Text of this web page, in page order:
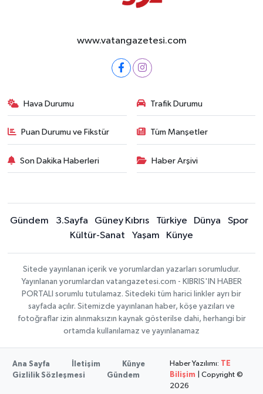
www.vatangazetesi.com
Hava Durumu Trafik Durumu
Puan Durumu ve Fikstür Tüm Manşetler
Son Dakika Haberleri Haber Arşivi
Gündem 3.Sayfa Güney Kıbrıs Türkiye Dünya
Spor
Kültür-Sanat
Yaşam Künye
Sitede yayınlanan içerik ve yorumlardan yazarları sorumludur.
Yayınlanan yorumlardan vatangazetesi.com - KIBRIS'IN HABER
PORTALI sorumlu tutulamaz. Sitedeki tüm harici linkler ayrı bir
sayfada açılır. Sitemizde yayınlanan haber, köşe yazıları ve
fotoğraflar izin alınmaksızın kaynak gösterilse dahi, herhangi bir
ortamda kullanılamaz ve yayınlanamaz
Ana Sayfa İletişim
Künye
Gizlilik Sözleşmesi
Gündem
Haber Yazılımı: TE
Bilişim | Copyright ©
2026